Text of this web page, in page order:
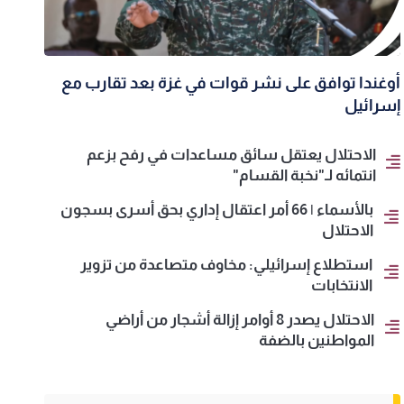
أوغندا توافق على نشر قوات في غزة بعد تقارب مع
إسرائيل
الاحتلال يعتقل سائق مساعدات في رفح بزعم
انتمائه لـ"نخبة القسام"
بالأسماء | 66 أمر اعتقال إداري بحق أسرى بسجون
الاحتلال
استطلاع إسرائيلي: مخاوف متصاعدة من تزوير
الانتخابات
الاحتلال يصدر 8 أوامر إزالة أشجار من أراضي
المواطنين بالضفة